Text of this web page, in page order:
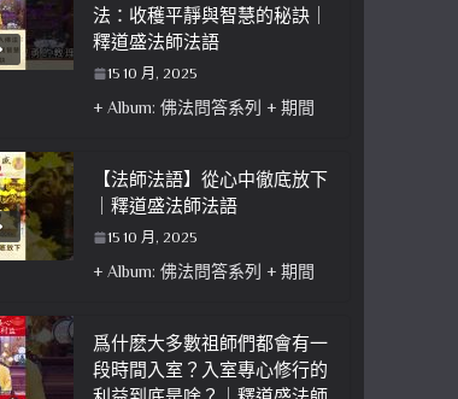
法：收穫平靜與智慧的秘訣｜
釋道盛法師法語
15 10 月, 2025
+ Album: 佛法問答系列 + 期間
【法師法語】從心中徹底放下
｜釋道盛法師法語
15 10 月, 2025
+ Album: 佛法問答系列 + 期間
爲什麽大多數祖師們都會有一
段時間入室？入室專心修行的